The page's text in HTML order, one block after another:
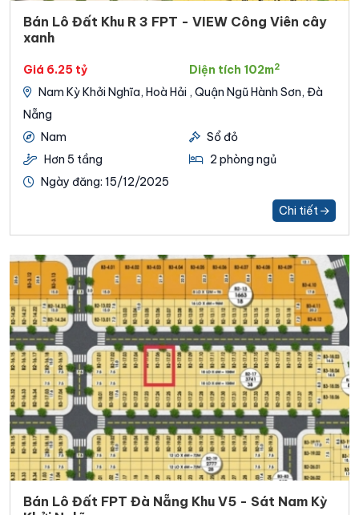
Bán Lô Đất Khu R 3 FPT - VIEW Công Viên cây
xanh
Giá 6.25 tỷ Diện tích 102m2
Nam Kỳ Khởi Nghĩa, Hoà Hải , Quận Ngũ Hành Sơn, Đà
Nẵng
Nam
Sổ đỏ
Hơn 5 tầng
2 phòng ngủ
Ngày đăng: 15/12/2025
Chi tiết
Bán Lô Đất FPT Đà Nẵng Khu V5 - Sát Nam Kỳ